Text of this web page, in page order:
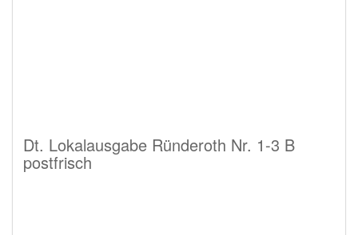
Dt. Lokalausgabe Ründeroth Nr. 1-3 B
postfrisch